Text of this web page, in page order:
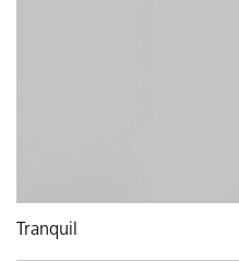
Tranquil